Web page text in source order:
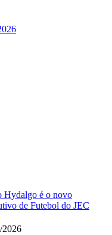
Hydalgo é o novo
de Futebol do JEC
2026